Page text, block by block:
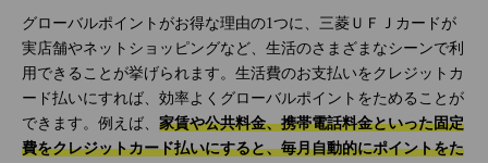
グローバルポイントがお得な理由の1つに、三菱ＵＦＪカードが
実店舗やネットショッピングなど、生活のさまざまなシーンで利
用できることが挙げられます。生活費のお支払いをクレジットカ
ード払いにすれば、効率よくグローバルポイントをためることが
できます。例えば、 家賃や公共料金、携帯電話料金といった固定
費をクレジットカード払いにすると、毎月自動的にポイントをた